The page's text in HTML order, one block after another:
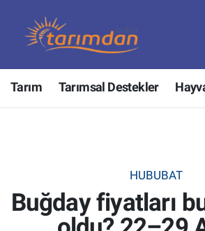
Tarım Tarımsal Destekler
HUBUBAT
Buğday fiyatları
Tarım
Hayvancılık
Tarımsal Destekler
Nöbetçi Eczaneler
Hava Durumu
Tüm Manşetler